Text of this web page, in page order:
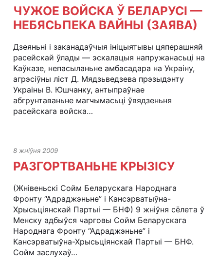
ЧУЖОЕ ВОЙСКА Ў БЕЛАРУСІ —
НЕБЯСЬПЕКА ВАЙНЫ (ЗАЯВА)
Дзеяньні і заканадаўчыя ініцыятывы цяперашняй
расейскай ўлады — эскалацыя напружанасьці на
Каўказе, непасыланьне амбасадара на Украіну,
агрэсіўны ліст Д. Мядзьведзева прэзыдэнту
Украіны В. Юшчанку, антыпраўнае
абгрунтаваньне магчымасьці ўвядзеньня
расейскага войска…
8 жніўня 2009
РАЗГОРТВАНЬНЕ КРЫЗІСУ
(Жнівеньскі Сойм Беларускага Народнага
Фронту “Адраджэньне” і Кансэрватыўна-
Хрысьціянскай Партыі — БНФ) 9 жніўня сёлета ў
Менску адбыўся чарговы Сойм Беларускага
Народнага Фронту “Адраджэньне” і
Кансэрватыўна-Хрысьціянскай Партыі — БНФ.
Сойм заслухаў…